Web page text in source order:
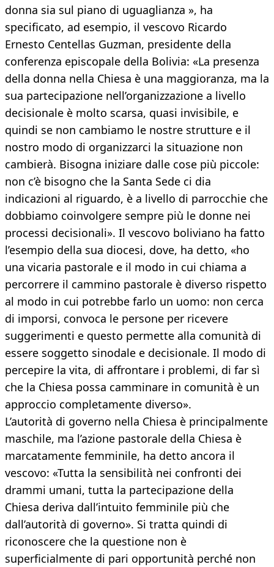
donna sia sul piano di uguaglianza », ha
specificato, ad esempio, il vescovo Ricardo
Ernesto Centellas Guzman, presidente della
conferenza episcopale della Bolivia: «La presenza
della donna nella Chiesa è una maggioranza, ma la
sua partecipazione nell’organizzazione a livello
decisionale è molto scarsa, quasi invisibile, e
quindi se non cambiamo le nostre strutture e il
nostro modo di organizzarci la situazione non
cambierà. Bisogna iniziare dalle cose più piccole:
non c’è bisogno che la Santa Sede ci dia
indicazioni al riguardo, è a livello di parrocchie che
dobbiamo coinvolgere sempre più le donne nei
processi decisionali». Il vescovo boliviano ha fatto
l’esempio della sua diocesi, dove, ha detto, «ho
una vicaria pastorale e il modo in cui chiama a
percorrere il cammino pastorale è diverso rispetto
al modo in cui potrebbe farlo un uomo: non cerca
di imporsi, convoca le persone per ricevere
suggerimenti e questo permette alla comunità di
essere soggetto sinodale e decisionale. Il modo di
percepire la vita, di affrontare i problemi, di far sì
che la Chiesa possa camminare in comunità è un
approccio completamente diverso».
L’autorità di governo nella Chiesa è principalmente
maschile, ma l’azione pastorale della Chiesa è
marcatamente femminile, ha detto ancora il
vescovo: «Tutta la sensibilità nei confronti dei
drammi umani, tutta la partecipazione della
Chiesa deriva dall’intuito femminile più che
dall’autorità di governo». Si tratta quindi di
riconoscere che la questione non è
superficialmente di pari opportunità perché non